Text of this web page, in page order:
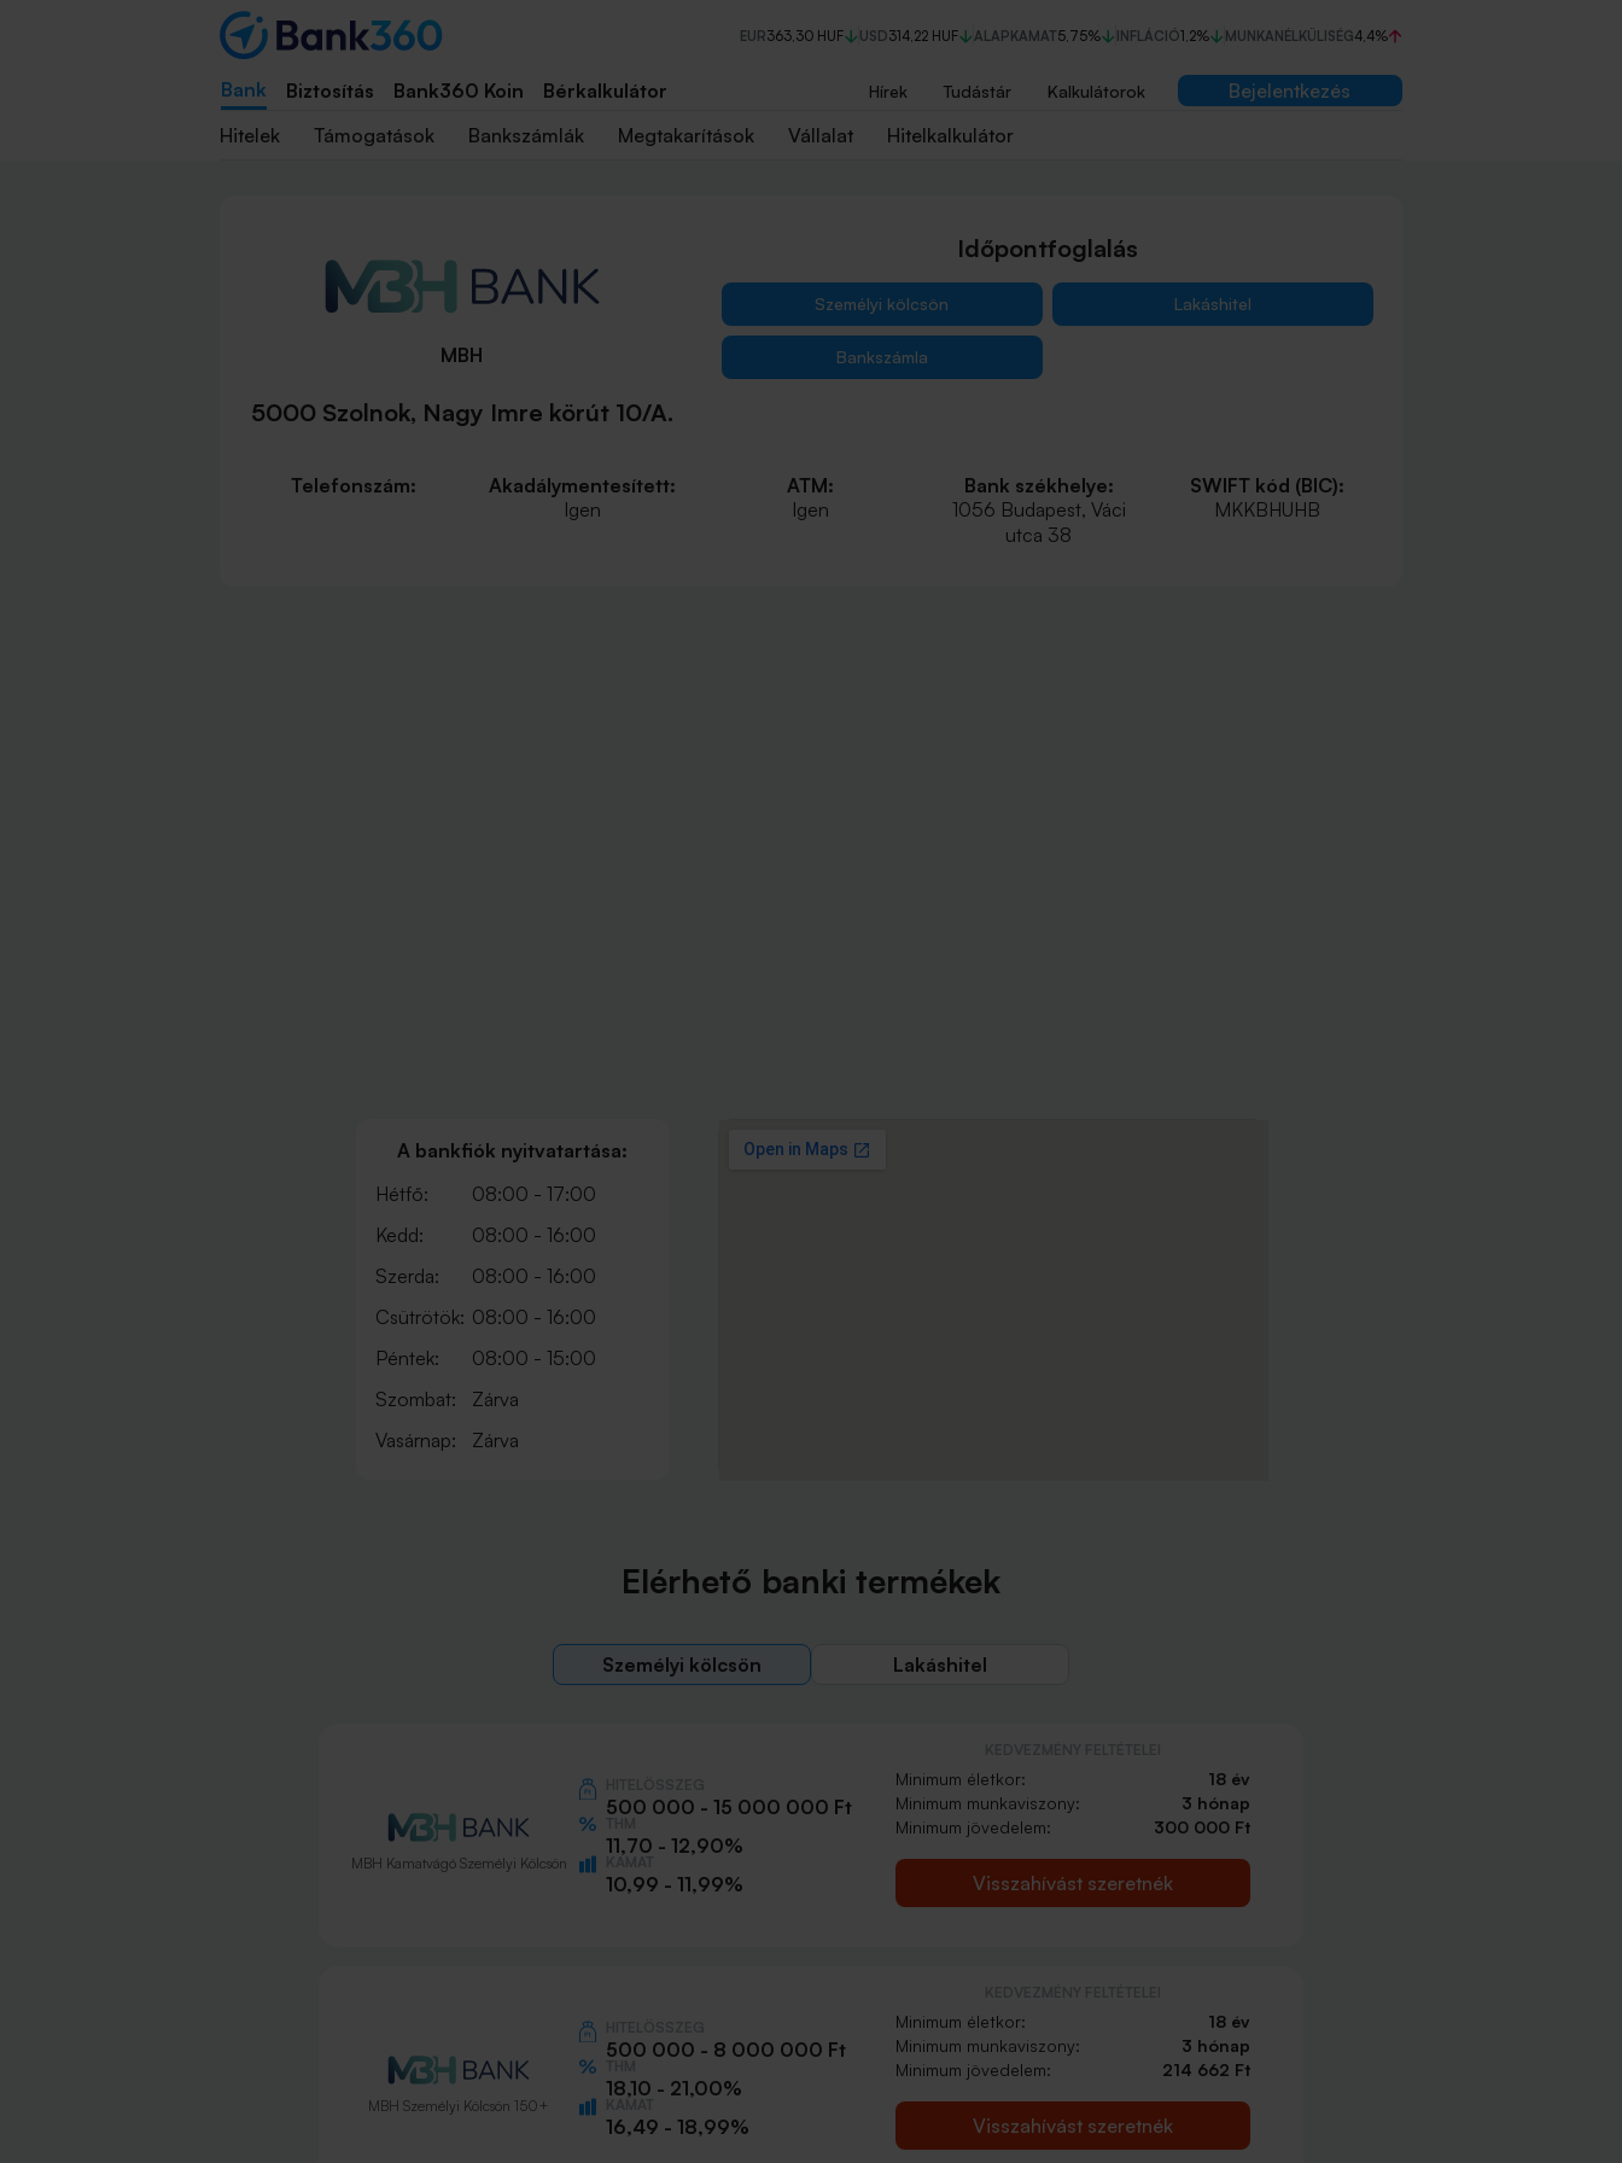
EUR363,30 HUF USD314,22 HUF ALAPKAMAT5,75% INFLÁCIÓ1,2% MUNKANÉLKÜLISÉG4,4%
Bank Biztosítás Bank360 Koin Bérkalkulátor Hírek Tudástár Kalkulátorok
Bejelentkezés
Hitelek
Támogatások Bankszámlák Megtakarítások Vállalat Hitelkalkulátor
MBH
5000 Szolnok, Nagy Imre körút 10/A.
Időpontfoglalás
Személyi kölcsön Lakáshitel
Bankszámla
Telefonszám:
Akadálymentesített:
Igen
ATM:
Igen
Bank székhelye:
1056 Budapest, Váci
utca 38
SWIFT kód (BIC):
MKKBHUHB
A bankfiók nyitvatartása:
Hétfő:
08:00 - 17:00
Kedd:
08:00 - 16:00
Szerda:
08:00 - 16:00
Csütrötök: 08:00 - 16:00
Péntek:
08:00 - 15:00
Szombat:
Zárva
Vasárnap:
Zárva
Elérhető banki termékek
Személyi kölcsön Lakáshitel
MBH Kamatvágó Személyi Kölcsön
500 000 - 15 000 000 Ft
11,70 - 12,90%
10,99 - 11,99%
Minimum életkor:
18 év
Minimum munkaviszony:
3 hónap
Minimum jövedelem:
300 000 Ft
Visszahívást szeretnék
MBH Személyi Kölcsön 150+
500 000 - 8 000 000 Ft
18,10 - 21,00%
16,49 - 18,99%
Minimum életkor:
18 év
Minimum munkaviszony:
3 hónap
Minimum jövedelem:
214 662 Ft
Visszahívást szeretnék